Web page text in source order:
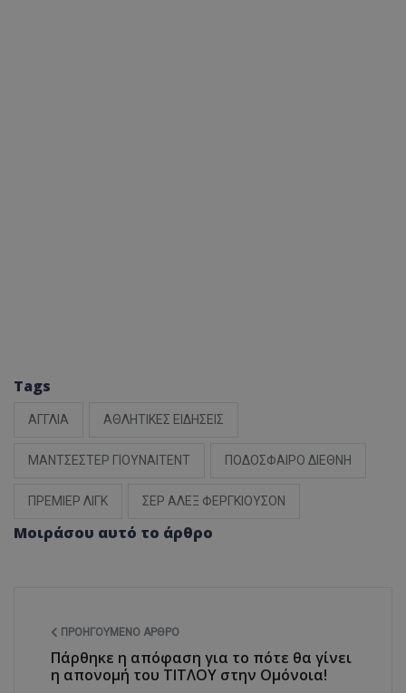
Tags
ΑΓΓΛΙΑ ΑΘΛΗΤΙΚΕΣ ΕΙΔΗΣΕΙΣ
ΜΑΝΤΣΕΣΤΕΡ ΓΙΟΥΝΑΙΤΕΝΤ ΠΟΔΟΣΦΑΙΡΟ ΔΙΕΘΝΗ
ΠΡΕΜΙΕΡ ΛΙΓΚ ΣΕΡ ΑΛΕΞ ΦΕΡΓΚΙΟΥΣΟΝ
Μοιράσου αυτό το άρθρο
ΠΡΟΗΓΟΎΜΕΝΟ ΆΡΘΡΟ
Πάρθηκε η απόφαση για το πότε θα γίνει
η απονομή του ΤΙΤΛΟΥ στην Ομόνοια!